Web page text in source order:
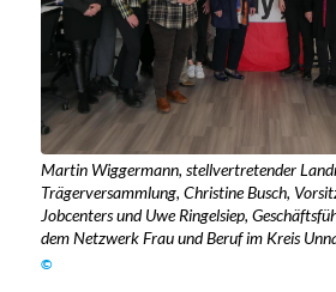
Martin Wiggermann, stellvertretender
Trägerversammlung, Christine Busch,
Jobcenters und Uwe Ringelsiep,
dem Netzwerk Frau und Beruf im Kreis
©